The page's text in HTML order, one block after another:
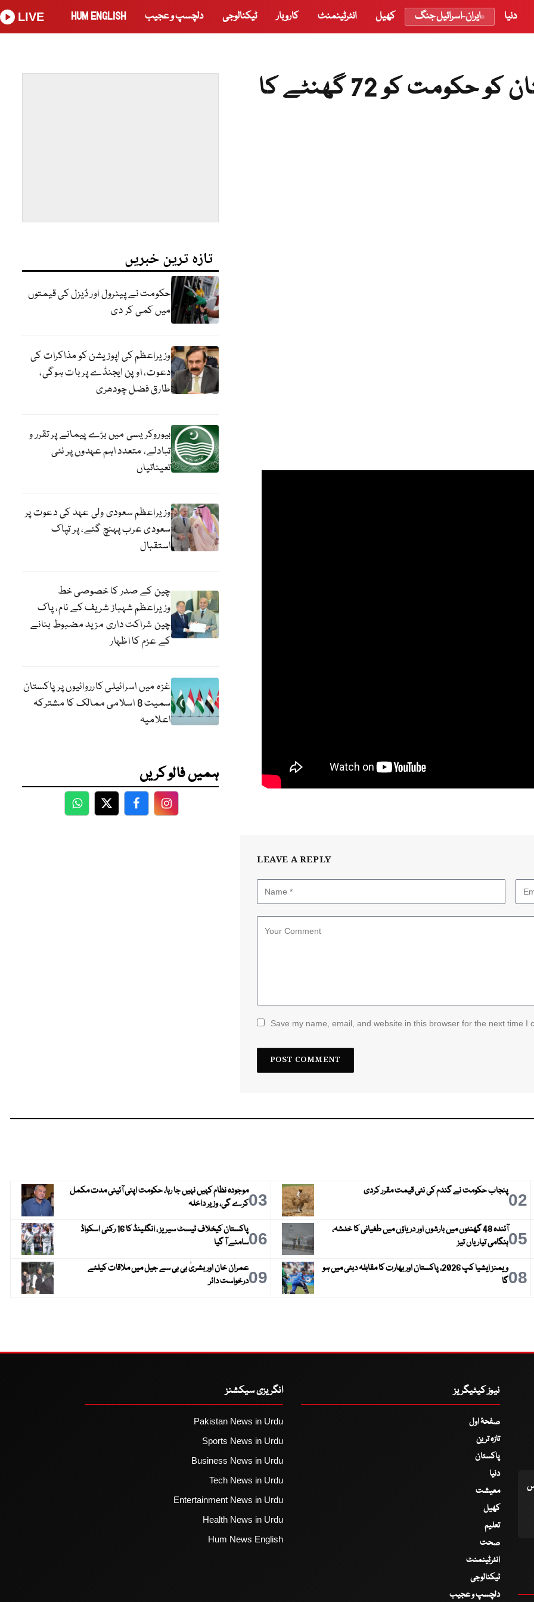
دنیا ایران-اسرائیل جنگ کھیل انٹرٹینمنٹ کاروبار ٹیکنالوجی دلچسپ و عجیب HUM ENGLISH
LIVE
امیر جماعت اسلامی پاکستان کو حکومت کو 72 گھنٹے کا
LEAVE A REPLY
Save my name, email, and website in this browser for the next time I
تازہ ترین خبریں
حکومت نے پیٹرول اور ڈیزل کی قیمتوں
میں کمی کر دی
وزیراعظم کی اپوزیشن کو مذاکرات کی
دعوت، اوپن ایجنڈے پر بات ہوگی،
طارق فضل چودھری
بیوروکریسی میں بڑے پیمانے پر تقرر و
تبادلے، متعدد اہم عہدوں پر نئی
تعیناتیاں
وزیراعظم سعودی ولی عہد کی دعوت پر
سعودی عرب پہنچ گئے، پر تپاک
استقبال
چین کے صدر کا خصوصی خط
وزیراعظم شہباز شریف کے نام، پاک
چین شراکت داری مزید مضبوط بنانے
کے عزم کا اظہار
غزہ میں اسرائیلی کارروائیوں پر پاکستان
سمیت 8 اسلامی ممالک کا مشترکہ
اعلامیہ
ہمیں فالو کریں
WhatsApp
TwitterFacebookFacebook
02پنجاب حکومت نے گندم کی نئی قیمت مقرر کردی 03موجودہ نظام کہیں نہیں جا رہا، حکومت اپنی آئینی مدت مکمل
کرے گی، وزیر داخلہ
05
آئندہ 48 گھنٹوں میں بارشوں اور دریاؤں میں طغیانی کا خدشہ،
ہنگامی تیاریاں تیز
06
پاکستان کیخلاف ٹیسٹ سیریز ، انگلینڈ کا 16 رکنی اسکواڈ
سامنے آ گیا
08
ویمنز ایشیا کپ 2026، پاکستان اور بھارت کا مقابلہ دبئی میں ہو
گا
09عمران خان اور بشریٰ بی بی سے جیل میں ملاقات کیلئے
درخواست دائر
نیوز کیٹیگریز
صفحۂ اول
تازہ ترین
پاکستان
دنیا
معیشت
کھیل
تعلیم
صحت
انٹرٹینمنٹ
ٹیکنالوجی
دلچسپ و عجیب
انگریزی سیکشنز
Pakistan News in Urdu
Sports News in Urdu
Business News in Urdu
Tech News in Urdu
Entertainment News in Urdu
Health News in Urdu
Hum News English